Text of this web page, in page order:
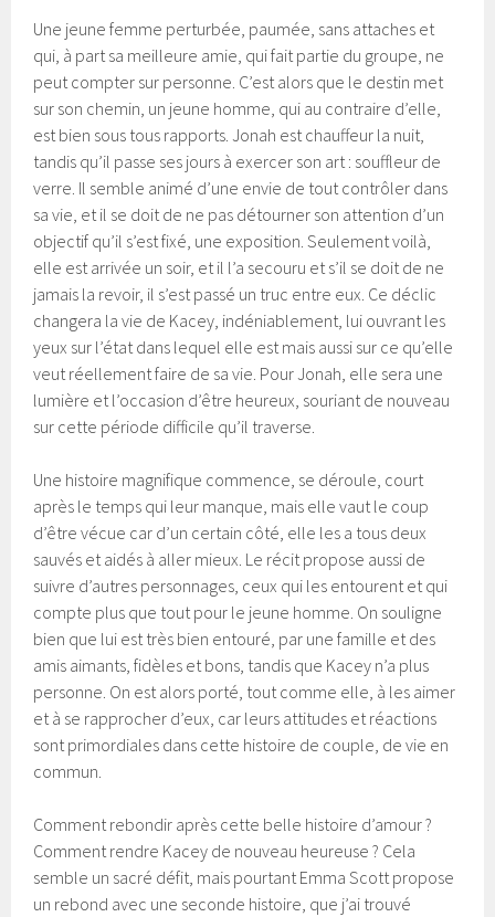
Une jeune femme perturbée, paumée, sans attaches et
qui, à part sa meilleure amie, qui fait partie du groupe, ne
peut compter sur personne. C’est alors que le destin met
sur son chemin, un jeune homme, qui au contraire d’elle,
est bien sous tous rapports. Jonah est chauffeur la nuit,
tandis qu’il passe ses jours à exercer son art : souffleur de
verre. Il semble animé d’une envie de tout contrôler dans
sa vie, et il se doit de ne pas détourner son attention d’un
objectif qu’il s’est fixé, une exposition. Seulement voilà,
elle est arrivée un soir, et il l’a secouru et s’il se doit de ne
jamais la revoir, il s’est passé un truc entre eux. Ce déclic
changera la vie de Kacey, indéniablement, lui ouvrant les
yeux sur l’état dans lequel elle est mais aussi sur ce qu’elle
veut réellement faire de sa vie. Pour Jonah, elle sera une
lumière et l’occasion d’être heureux, souriant de nouveau
sur cette période difficile qu’il traverse.
Une histoire magnifique commence, se déroule, court
après le temps qui leur manque, mais elle vaut le coup
d’être vécue car d’un certain côté, elle les a tous deux
sauvés et aidés à aller mieux. Le récit propose aussi de
suivre d’autres personnages, ceux qui les entourent et qui
compte plus que tout pour le jeune homme. On souligne
bien que lui est très bien entouré, par une famille et des
amis aimants, fidèles et bons, tandis que Kacey n’a plus
personne. On est alors porté, tout comme elle, à les aimer
et à se rapprocher d’eux, car leurs attitudes et réactions
sont primordiales dans cette histoire de couple, de vie en
commun.
Comment rebondir après cette belle histoire d’amour ?
Comment rendre Kacey de nouveau heureuse ? Cela
semble un sacré défit, mais pourtant Emma Scott propose
un rebond avec une seconde histoire, que j’ai trouvé